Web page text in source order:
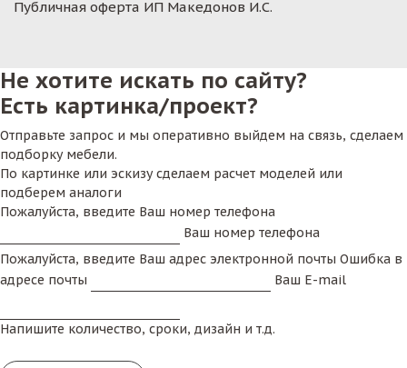
Публичная оферта ИП Македонов И.С.
Не хотите искать по сайту?
Есть картинка/проект?
Отправьте запрос и мы оперативно выйдем на связь, сделаем
подборку мебели.
По картинке или эскизу сделаем расчет моделей или
подберем аналоги
Пожалуйста, введите Ваш номер телефона
Ваш номер телефона
Пожалуйста, введите Ваш адрес электронной почты Ошибка в
адресе почты
Ваш E-mail
Напишите количество, сроки, дизайн и т.д.